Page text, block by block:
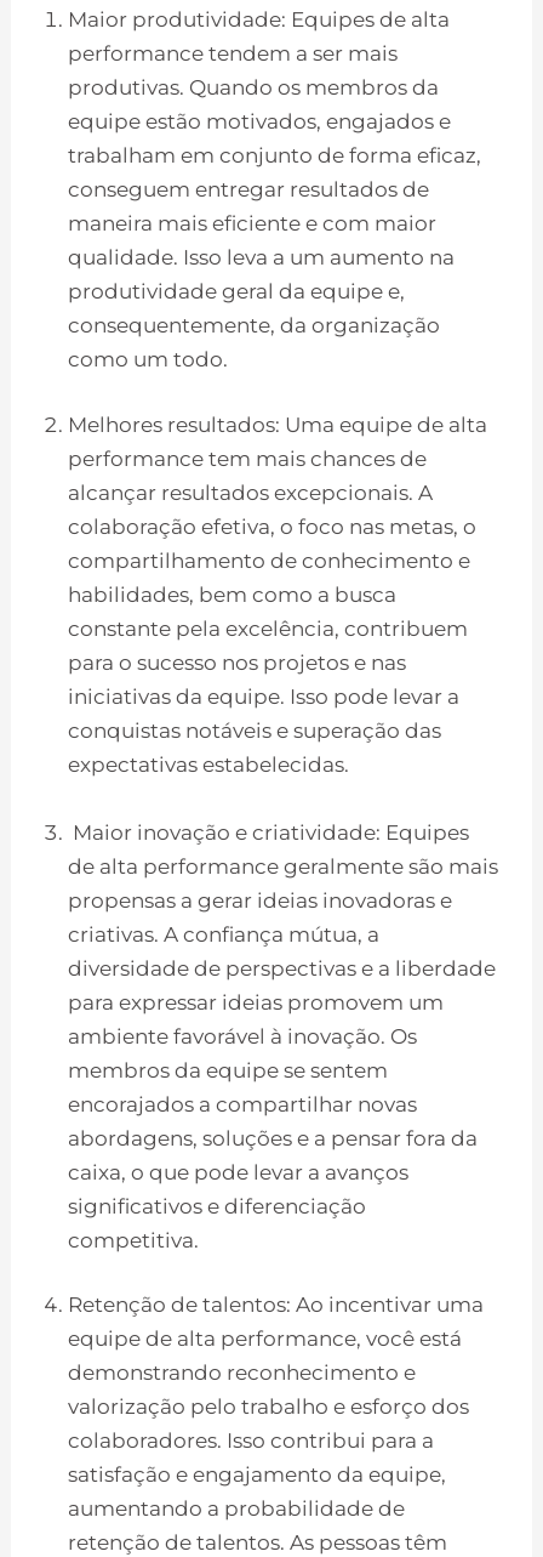
Maior produtividade: Equipes de alta
performance tendem a ser mais
produtivas. Quando os membros da
equipe estão motivados, engajados e
trabalham em conjunto de forma eficaz,
conseguem entregar resultados de
maneira mais eficiente e com maior
qualidade. Isso leva a um aumento na
produtividade geral da equipe e,
consequentemente, da organização
como um todo.
Melhores resultados: Uma equipe de alta
performance tem mais chances de
alcançar resultados excepcionais. A
colaboração efetiva, o foco nas metas, o
compartilhamento de conhecimento e
habilidades, bem como a busca
constante pela excelência, contribuem
para o sucesso nos projetos e nas
iniciativas da equipe. Isso pode levar a
conquistas notáveis e superação das
expectativas estabelecidas.
Maior inovação e criatividade: Equipes
de alta performance geralmente são mais
propensas a gerar ideias inovadoras e
criativas. A confiança mútua, a
diversidade de perspectivas e a liberdade
para expressar ideias promovem um
ambiente favorável à inovação. Os
membros da equipe se sentem
encorajados a compartilhar novas
abordagens, soluções e a pensar fora da
caixa, o que pode levar a avanços
significativos e diferenciação
competitiva.
Retenção de talentos: Ao incentivar uma
equipe de alta performance, você está
demonstrando reconhecimento e
valorização pelo trabalho e esforço dos
colaboradores. Isso contribui para a
satisfação e engajamento da equipe,
aumentando a probabilidade de
retenção de talentos. As pessoas têm